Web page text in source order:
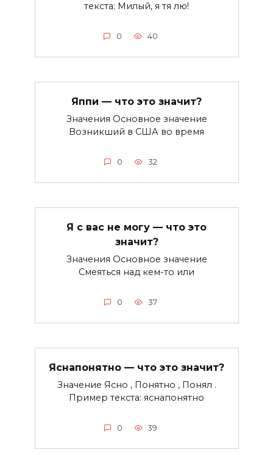
текста: Милый, я тя лю!
0 40
Яппи — что это значит?
Значения Основное значение
Возникший в США во время
0 32
Я с вас не могу — что это
значит?
Значения Основное значение
Смеяться над кем-то или
0 37
Яснапонятно — что это значит?
Значение Ясно , Понятно , Понял .
Пример текста: яснапонятно
0 39